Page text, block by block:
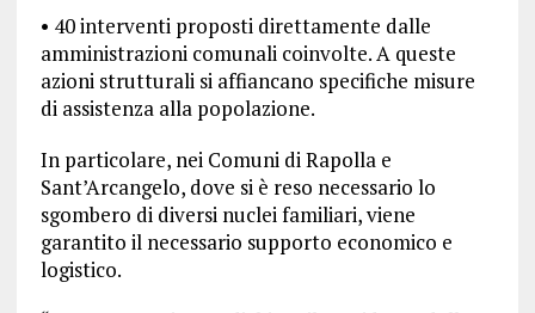
• 40 interventi proposti direttamente dalle
amministrazioni comunali coinvolte. A queste
azioni strutturali si affiancano specifiche misure
di assistenza alla popolazione.
In particolare, nei Comuni di Rapolla e
Sant’Arcangelo, dove si è reso necessario lo
sgombero di diversi nuclei familiari, viene
garantito il necessario supporto economico e
logistico.